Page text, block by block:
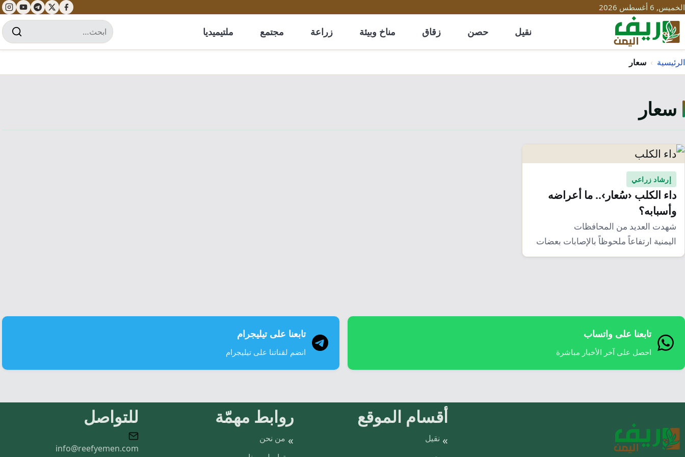
الخميس, 6 أغسطس 2026
نقيل حصن زقاق مناخ وبيئة زراعة مجتمع ملتيميديا
الرئيسية › سعار
سعار
إرشاد زراعي
داء الكلب ‹سُعار›.. ما أعراضه
وأسبابه؟
شهدت العديد من المحافظات
اليمنية ارتفاعاً ملحوظاً بالإصابات بعضات
الكلاب المسعورة المصابة بما يعرف
تابعنا على واتساب
احصل على آخر الأخبار مباشرة
تابعنا على تيليجرام
انضم لقناتنا على تيليجرام
أقسام الموقع
نقيل
روابط مهمّة
من نحن
للتواصل
info@reefyemen.com